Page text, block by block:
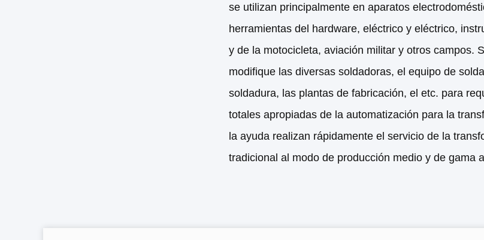
se utilizan principalmente en aparatos
herramientas del hardware, eléctrico y eléctrico,
y de la motocicleta, aviación militar y otros campos.
modifique las diversas soldadoras, el equipo de
soldadura, las plantas de fabricación, el etc. para
totales apropiadas de la automatización para la
la ayuda realizan rápidamente el servicio de la
tradicional al modo de producción medio y de gama